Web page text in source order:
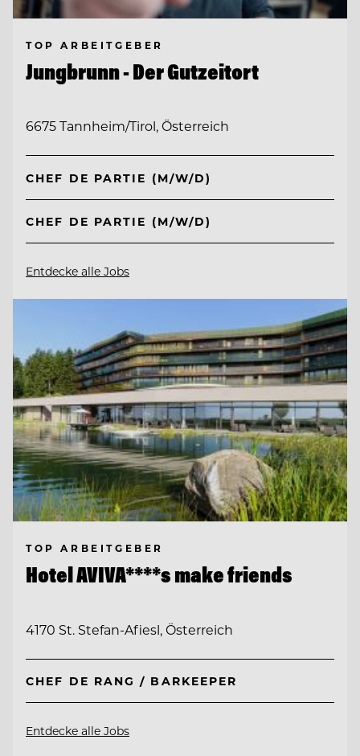
TOP ARBEITGEBER
Jungbrunn - Der Gutzeitort
6675 Tannheim/Tirol, Österreich
CHEF DE PARTIE (M/W/D)
CHEF DE PARTIE (M/W/D)
Entdecke alle Jobs
TOP ARBEITGEBER
Hotel AVIVA****s make friends
4170 St. Stefan-Afiesl, Österreich
CHEF DE RANG / BARKEEPER
Entdecke alle Jobs